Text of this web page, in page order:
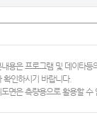
내용은 프로그램 및 데이타등
확인하시기 바랍니다.
면은 측량용으로 활용할 수